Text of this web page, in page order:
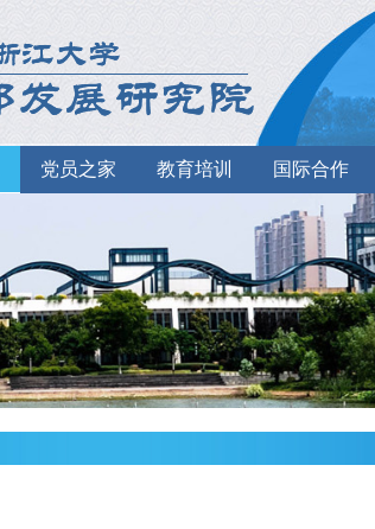
党员之家 教育培训 国际合作